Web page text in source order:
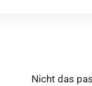
Nicht das